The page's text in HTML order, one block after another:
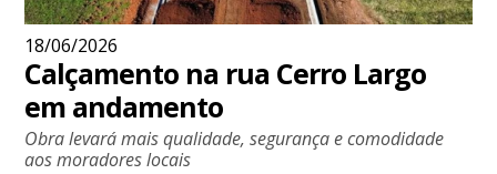
18/06/2026
Calçamento na rua Cerro Largo
em andamento
Obra levará mais qualidade, segurança e comodidade
aos moradores locais